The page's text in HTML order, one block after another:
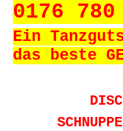
0176
Ein
das beste